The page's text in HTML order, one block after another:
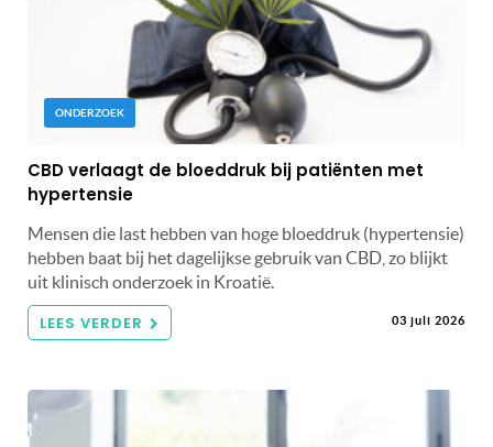
ONDERZOEK
CBD verlaagt de bloeddruk bij patiënten met
hypertensie
Mensen die last hebben van hoge bloeddruk (hypertensie)
hebben baat bij het dagelijkse gebruik van CBD, zo blijkt
uit klinisch onderzoek in Kroatië.
LEES VERDER 03 juli 2026